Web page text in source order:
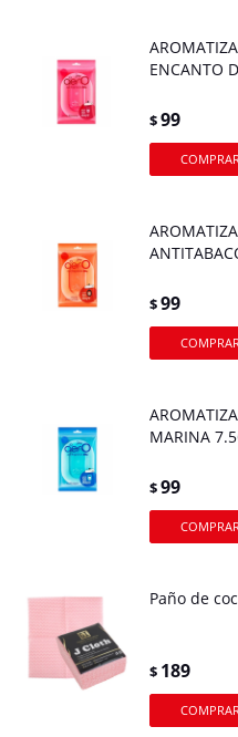
ENCANTO
$99
$99
MARINA
$99
Paño de
$ 189